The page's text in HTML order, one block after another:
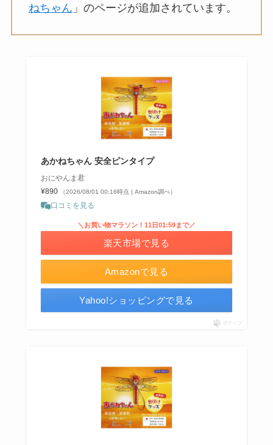
ねちゃん 」のページが追加されています。
あかねちゃん 安全ピンタイプ
おにやんま君
¥890
（2026/08/01 00:16時点 | Amazon調べ）
口コミを見る
Amazonで見る
＼お買い物マラソン！11日01:59まで／
楽天市場で見る
Yahoo!ショッピングで見る
ポチップ